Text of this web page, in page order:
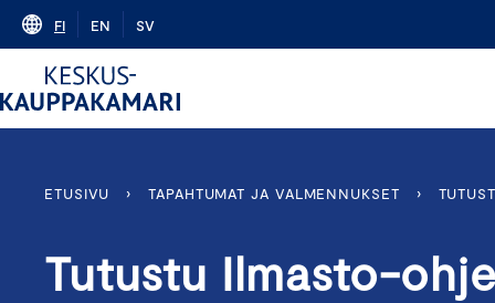
Skip
content
FI EN SV
ETUSIVU › TAPAHTUMAT JA VALMENNUKSET ›
Tutustu Ilmasto-